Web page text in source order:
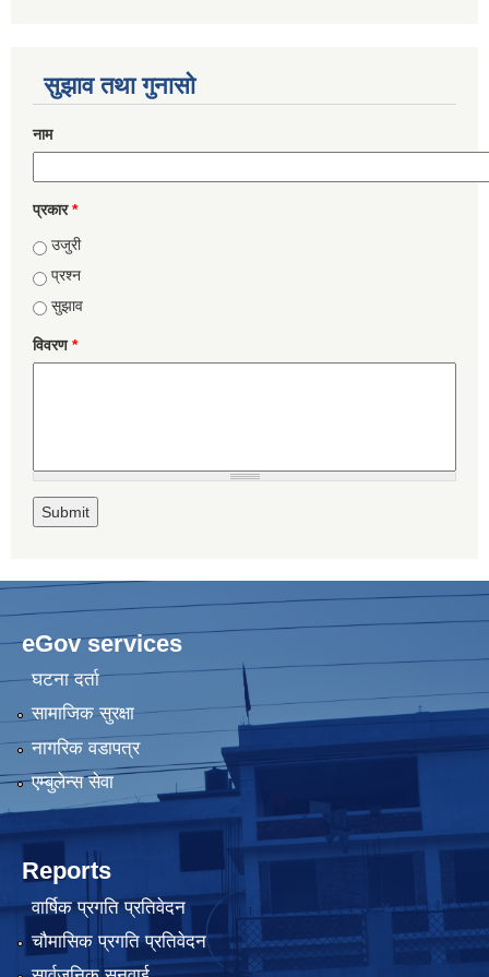
सुझाव तथा गुनासो
नाम
प्रकार*
उजुरी
प्रश्न
सुझाव
विवरण*
eGov services
घटना दर्ता
सामाजिक सुरक्षा
नागरिक वडापत्र
एम्बुलेन्स सेवा
Reports
वार्षिक प्रगति प्रतिवेदन
चौमासिक प्रगति प्रतिवेदन